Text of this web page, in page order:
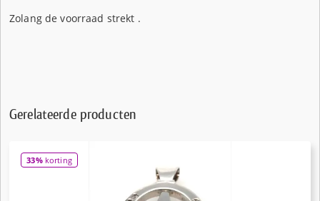
Zolang de voorraad strekt .
Gerelateerde producten
33%korting